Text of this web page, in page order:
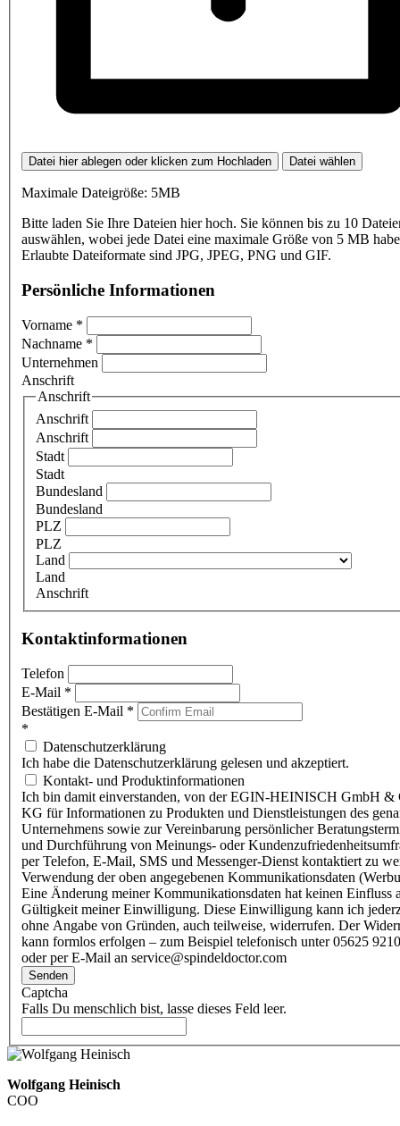
Datei hier ablegen oder klicken zum Hochladen Datei wählen
Maximale Dateigröße: 5MB
Bitte laden Sie Ihre Dateien hier hoch. Sie können bis zu 10
auswählen, wobei jede Datei eine maximale Größe von 5 MB
Erlaubte Dateiformate sind JPG, JPEG, PNG und GIF.
Persönliche Informationen
Vorname *
Nachname *
Unternehmen
Anschrift
Anschrift
Anschrift
Anschrift
Stadt
Stadt
Bundesland
Bundesland
PLZ
PLZ
Land
Land
Anschrift
Kontaktinformationen
Telefon
E-Mail *
Bestätigen E-Mail *
*
Datenschutzerklärung
Ich habe die Datenschutzerklärung gelesen und akzeptiert.
Kontakt- und Produktinformationen
Ich bin damit einverstanden, von der EGIN-HEINISCH GmbH &
KG für Informationen zu Produkten und Dienstleistungen des
Unternehmens sowie zur Vereinbarung persönlicher
und Durchführung von Meinungs- oder
per Telefon, E-Mail, SMS und Messenger-Dienst kontaktiert zu
Verwendung der oben angegebenen Kommunikationsdaten
Eine Änderung meiner Kommunikationsdaten hat keinen Einfluss
Gültigkeit meiner Einwilligung. Diese Einwilligung kann ich
ohne Angabe von Gründen, auch teilweise, widerrufen. Der
kann formlos erfolgen – zum Beispiel telefonisch unter 05625
oder per E-Mail an service@spindeldoctor.com
Senden
Captcha
Falls Du menschlich bist, lasse dieses Feld leer.
Wolfgang Heinisch
COO